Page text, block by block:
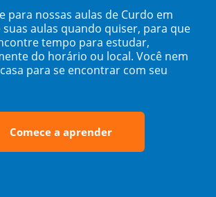
para nossas aulas de Curdo em
suas aulas quando quiser, para que
tempo para estudar,
do horário ou local. Você nem
para se encontrar com seu
Comece a aprender